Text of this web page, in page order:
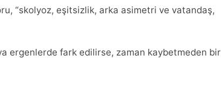
“skolyoz, eşitsizlik, arka asimetri ve vatandaş,
ergenlerde fark edilirse, zaman kaybetmeden bir